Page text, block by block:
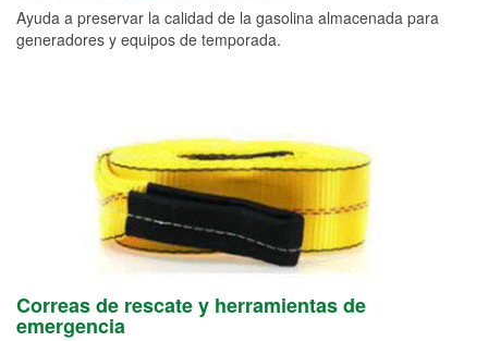
Ayuda a preservar la calidad de la gasolina almacenada para
generadores y equipos de temporada.
Correas de rescate y herramientas de
emergencia